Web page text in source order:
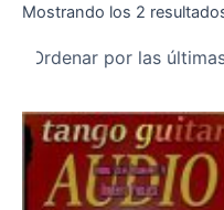
Mostrando los 2